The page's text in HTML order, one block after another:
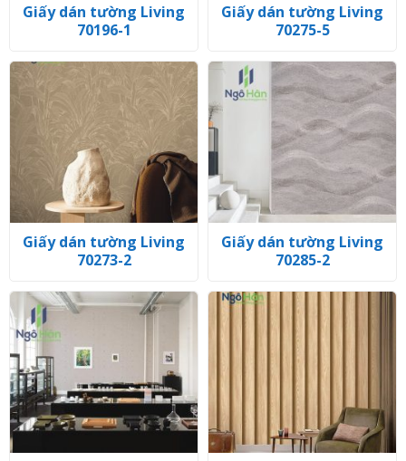
Giấy dán tường Living
70196-1
Giấy dán tường Living
70275-5
Giấy dán tường Living
70273-2
Giấy dán tường Living
70285-2